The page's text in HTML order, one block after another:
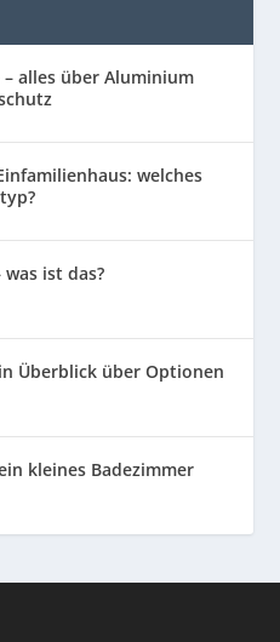
alles über Aluminium
welches
ist das?
Überblick über Optionen
kleines Badezimmer